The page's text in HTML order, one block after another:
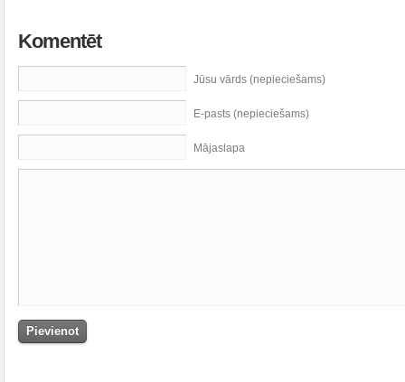
Komentēt
Jūsu vārds (nepieciešams)
E-pasts (nepieciešams)
Mājaslapa